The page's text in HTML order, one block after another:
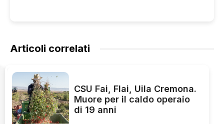
Articoli correlati
CSU Fai, Flai, Uila Cremona.
Muore per il caldo operaio
di 19 anni